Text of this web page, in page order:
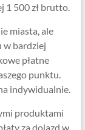
1 500 zł brutto.
miasta, ale
w bardziej
płatne
punktu.
indywidualnie.
produktami
za dojazd w